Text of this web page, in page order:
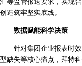
汇等监管报送要求，实现
创造筑牢坚实底线。
数据赋能科学决策
针对集团企业报表时
型缺失等核心痛点，拜特